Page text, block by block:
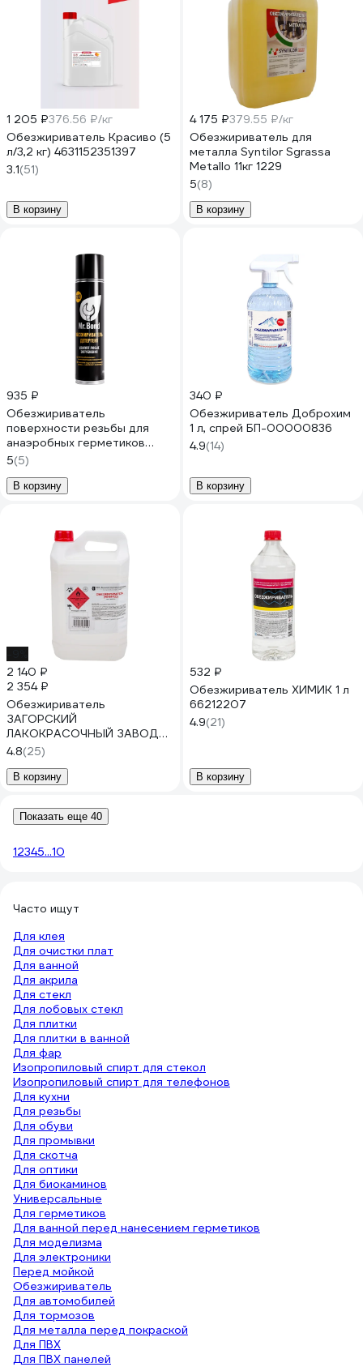
1 205 ₽376.56 ₽/кг
Обезжириватель Красиво (5
л/3,2 кг) 4631152351397
3.1(51)
В корзину
4 175 ₽379.55 ₽/кг
Обезжириватель для
металла Syntilor Sgrassa
Metallo 11кг 1229
5(8)
В корзину
935 ₽
Обезжириватель
поверхности резьбы для
анаэробных герметиков
Mr.Bond 700 MB402700650
5(5)
В корзину
340 ₽
Обезжириватель Доброхим
1 л, спрей БП-00000836
4.9(14)
В корзину
2 140 ₽
2 354 ₽
Обезжириватель
ЗАГОРСКИЙ
ЛАКОКРАСОЧНЫЙ ЗАВОД
Нефрас 5 л ZLK05284
4.8(25)
В корзину
532 ₽
Обезжириватель ХИМИК 1 л
66212207
4.9(21)
В корзину
Показать еще 40
12345...10
Часто ищут
Для клея
Для очистки плат
Для ванной
Для акрила
Для стекл
Для лобовых стекл
Для плитки
Для плитки в ванной
Для фар
Изопропиловый спирт для стекол
Изопропиловый спирт для телефонов
Для кухни
Для резьбы
Для обуви
Для промывки
Для скотча
Для оптики
Для биокаминов
Универсальные
Для герметиков
Для ванной перед нанесением герметиков
Для моделизма
Для электроники
Перед мойкой
Обезжириватель
Для автомобилей
Для тормозов
Для металла перед покраской
Для ПВХ
Для ПВХ панелей